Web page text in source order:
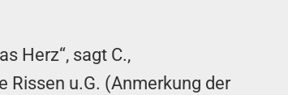
Herz“, sagt C.,
Rissen u.G. (Anmerkung der